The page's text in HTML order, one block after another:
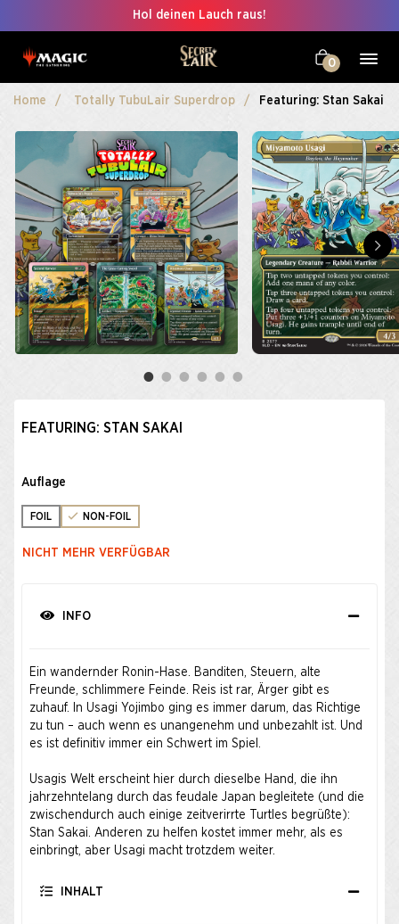
Hol deinen Lauch raus!
0
Home Totally TubuLair Superdrop Featuring: Stan Sakai
FEATURING: STAN SAKAI
Auflage
FOIL NON-FOIL
NICHT MEHR VERFÜGBAR
INFO
Ein wandernder Ronin-Hase. Banditen, Steuern, alte
Freunde, schlimmere Feinde. Reis ist rar, Ärger gibt es
zuhauf. In Usagi Yojimbo ging es immer darum, das Richtige
zu tun – auch wenn es unangenehm und unbezahlt ist. Und
es ist definitiv immer ein Schwert im Spiel.
Usagis Welt erscheint hier durch dieselbe Hand, die ihn
jahrzehntelang durch das feudale Japan begleitete (und die
zwischendurch auch einige zeitverirrte Turtles begrüßte):
Stan Sakai. Anderen zu helfen kostet immer mehr, als es
einbringt, aber Usagi macht trotzdem weiter.
INHALT